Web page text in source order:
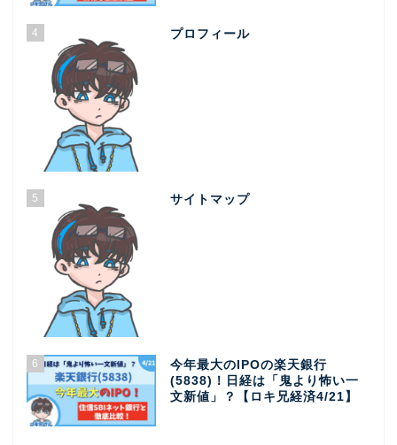
4 プロフィール
5 サイトマップ
6
今年最大のIPOの楽天銀行
(5838)！日経は「鬼より怖い一
文新値」？【ロキ兄経済4/21】